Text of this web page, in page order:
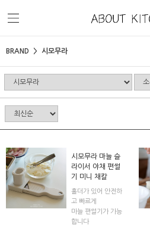
BRAND 시모무라
시모무라 마늘 슬
라이서 야채 편썰
기 미니 채칼
홀더가 있어 안전하
고 빠르게
마늘 편썰기가 가능
합니다